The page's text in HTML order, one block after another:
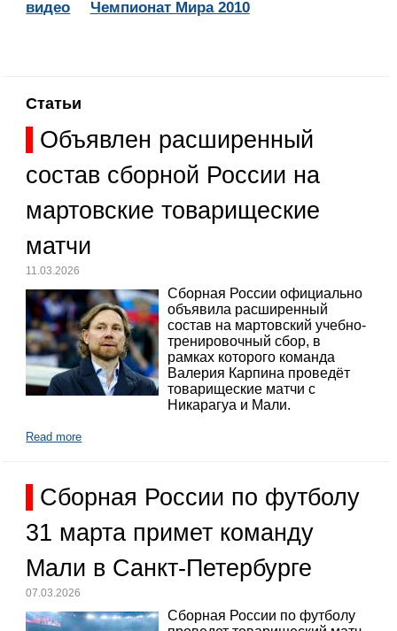
видео
Чемпионат Мира 2010
Статьи
Объявлен расширенный
состав сборной России на
мартовские товарищеские
матчи
11.03.2026
Сборная России официально
объявила расширенный
состав на мартовский учебно-
тренировочный сбор, в
рамках которого команда
Валерия Карпина проведёт
товарищеские матчи с
Никарагуа и Мали.
Read more
Сборная России по футболу
31 марта примет команду
Мали в Санкт-Петербурге
07.03.2026
Сборная России по футболу